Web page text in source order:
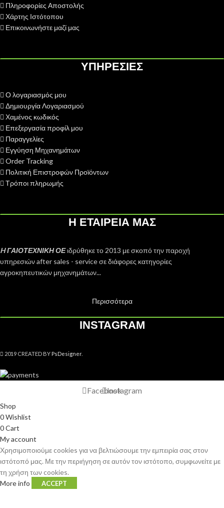
Πληροφορίες Αποστολής
Χάρτης Ιστότοπου
Επικοινωνήστε μαζί μας
ΥΠΗΡΕΣΙΕΣ
Ο λογαριασμός μου
Δημιουργία Λογαριασμού
Χαμένος κωδικός
Επεξεργασία προφίλ μου
Παραγγελίες
Εγγύηση Μηχανημάτων
Order Tracking
Πολιτική Επιστροφών Προϊόντων
Τρόποι πληρωμής
Η ΕΤΑΙΡΕΙΑ ΜΑΣ
H ΓΑΙΟΤΕΧΝΙΚΗ ΟΕιδρύθηκε το 2013 με σκοπό την παροχή
υπηρεσιών after sales - service σε διάφορες κατηγορίες
αγροκηπευτικών μηχανημάτων...
Περισσότερα
INSTAGRAM
2019 CREATED BYPsDesigner.
FacebookInstagram
Shop
0Wishlist
0Cart
My account
Χρησιμοποιούμε cookies για να βελτιώσουμε την εμπειρία σας στον
ιστότοπό μας. Με την περιήγηση σε αυτόν τον ιστότοπο, συμφωνείτε με
τη χρήση των cookies.
More info
ACCEPT